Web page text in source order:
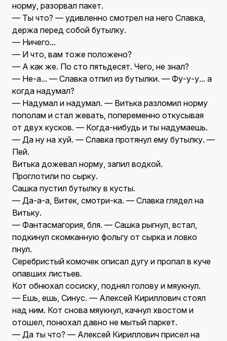
норму, разорвал пакет.
— Ты что? — удивленно смотрел на него Славка,
держа перед собой бутылку.
— Ничего...
— И что, вам тоже положено?
— А как же. По сто пятьдесят. Чего, не знал?
— Не-а... — Славка отпил из бутылки. — Фу-у-у... а
когда надумал?
— Надумал и надумал. — Витька разломил норму
пополам и стал жевать, попеременно откусывая
от двух кусков. — Когда-нибудь и ты надумаешь.
— Да ну на хуй. — Славка протянул ему бутылку. —
Пей.
Витька дожевал норму, запил водкой.
Проглотили по сырку.
Сашка пустил бутылку в кусты.
— Да-а-а, Витек, смотри-ка. — Славка глядел на
Витьку.
— Фантасмагория, бля. — Сашка рыгнул, встал,
подкинул скомканную фольгу от сырка и ловко
пнул.
Серебристый комочек описал дугу и пропал в куче
опавших листьев.
Кот обнюхал сосиску, поднял голову и мяукнул.
— Ешь, ешь, Синус. — Алексей Кириллович стоял
над ним. Кот снова мяукнул, качнул хвостом и
отошел, понюхал давно не мытый паркет.
— Да ты что? — Алексей Кириллович присел на